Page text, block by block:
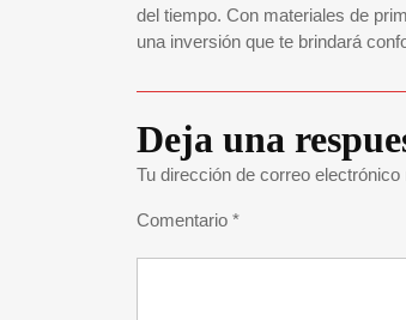
del tiempo. Con materiales de
una inversión que te brindará
Deja una
Tu dirección de correo electrónico
Comentario *